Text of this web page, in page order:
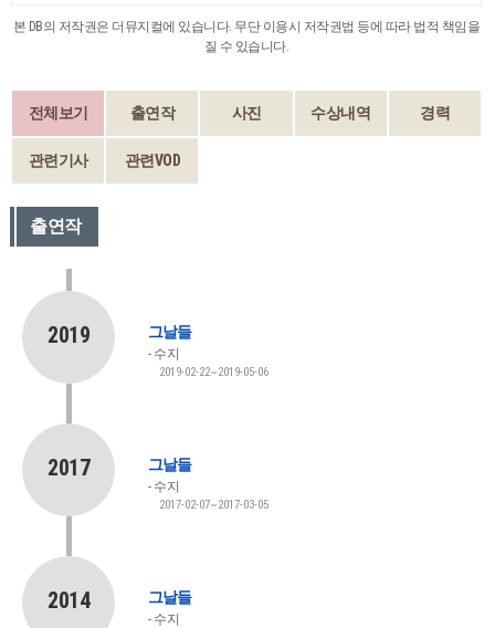
본 DB의 저작권은 더뮤지컬에 있습니다. 무단 이용시 저작권법 등에 따라 법적 책임을
질 수 있습니다.
전체보기 출연작 사진 수상내역 경력
관련기사 관련VOD
출연작
2019 그날들
수지
2019-02-22~2019-05-06
2017 그날들
수지
2017-02-07~2017-03-05
2014 그날들
수지